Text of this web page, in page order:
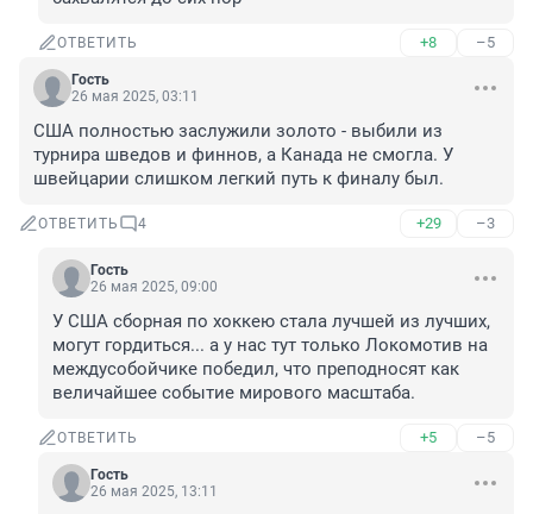
ОТВЕТИТЬ +8 –5
Гость
26 мая 2025, 03:11
США полностью заслужили золото - выбили из
турнира шведов и финнов, а Канада не смогла. У
швейцарии слишком легкий путь к финалу был.
ОТВЕТИТЬ 4 +29 –3
Гость
26 мая 2025, 09:00
У США сборная по хоккею стала лучшей из лучших,
могут гордиться... а у нас тут только Локомотив на
междусобойчике победил, что преподносят как
величайшее событие мирового масштаба.
ОТВЕТИТЬ +5 –5
Гость
26 мая 2025, 13:11